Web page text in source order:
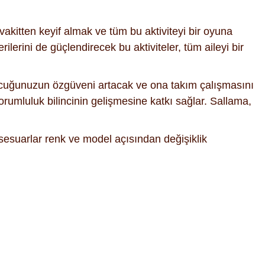
keyif almak ve tüm bu aktiviteyi bir oyuna
de güçlendirecek bu aktiviteler, tüm aileyi bir
özgüveni artacak ve ona takım çalışmasını
bilincinin gelişmesine katkı sağlar. Sallama,
renk ve model açısından değişiklik